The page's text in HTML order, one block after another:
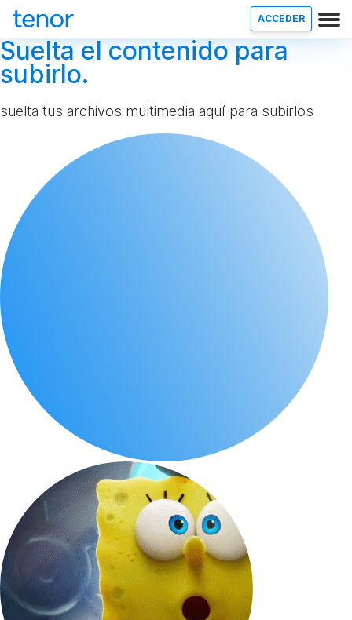
ACCEDER
Suelta el contenido para
subirlo.
suelta tus archivos multimedia aquí para subirlos